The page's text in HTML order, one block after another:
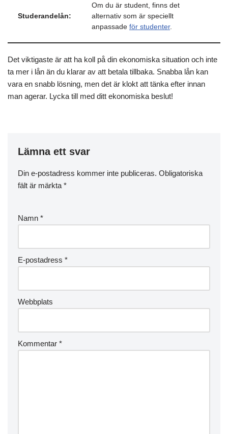
Studerandelån:
Om du är student, finns det
alternativ som är speciellt
anpassade för studenter.
Det viktigaste är att ha koll på din ekonomiska situation och inte
ta mer i lån än du klarar av att betala tillbaka. Snabba lån kan
vara en snabb lösning, men det är klokt att tänka efter innan
man agerar. Lycka till med ditt ekonomiska beslut!
Lämna ett svar
Din e-postadress kommer inte publiceras. Obligatoriska
fält är märkta *
Namn *
E-postadress *
Webbplats
Kommentar *